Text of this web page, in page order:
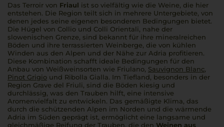
Das Terroir von Friaul ist so vielfältig wie die Weine, die hier
entstehen. Die Region teilt sich in mehrere Untergebiete, von
denen jedes seine eigenen besonderen Bedingungen bietet.
Die Hügel von Collio und Colli Orientali, nahe der
slowenischen Grenze, sind bekannt für ihre mineralreichen
Böden und ihre terrassierten Weinberge, die von kühlen
Winden aus den Alpen und der Nähe zur Adria profitieren.
Diese Kombination schafft ideale Bedingungen für den
Anbau von Weißweinsorten wie Friulano, Sauvignon Blanc,
Pinot Grigio und Ribolla Gialla. Im Tiefland, besonders in der
Region Grave del Friuli, sind die Böden kiesig und
durchlässig, was den Trauben hilft, eine intensive
Aromenvielfalt zu entwickeln. Das gemäßigte Klima, das
durch die schützenden Alpen im Norden und die wärmende
Adria im Süden geprägt ist, ermöglicht eine langsame und
gleichmäßige Reifung der Trauben, die den Weinen aus